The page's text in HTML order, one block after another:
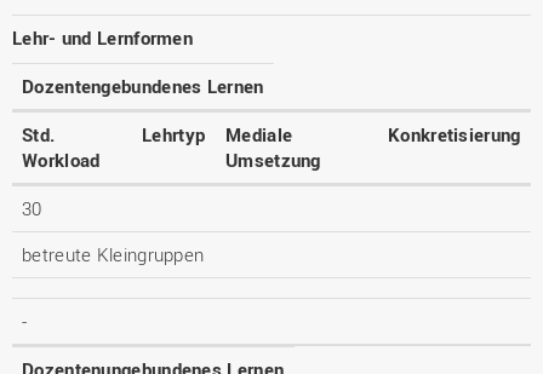
Lehr- und Lernformen
Dozentengebundenes Lernen
Std.
Workload
Lehrtyp
Mediale
Umsetzung
Konkretisierung
30
betreute Kleingruppen
-
Dozentenungebundenes Lernen